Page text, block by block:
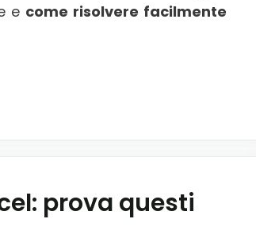
e come risolvere facilmente
prova questi